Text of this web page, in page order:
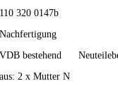
110 320 0147b
Nachfertigung
VDB bestehend
aus: 2 x Mutter N